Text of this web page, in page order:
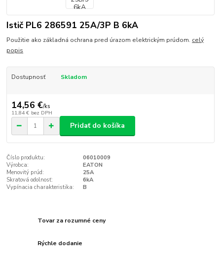
Istič PL6 286591 25A/3P B 6kA
Použitie ako základná ochrana pred úrazom elektrickým prúdom. celý
popis
Dostupnosť Skladom
14,56 €/ks
11,84 € bez DPH
Pridať do košíka
Číslo produktu:
06010009
Výrobca:
EATON
Menovitý prúd:
25A
Skratová odolnosť:
6kA
Vypínacia charakteristika:
B
Tovar za rozumné ceny
Rýchle dodanie